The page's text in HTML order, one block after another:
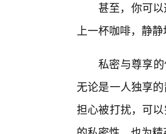
甚至，你可
上一杯咖啡，静
私密与尊享
无论是一人独享
担心被打扰，可